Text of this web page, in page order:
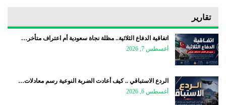
تقارير
اتفاقية الدفاع الثلاثية.. مظلة نجاة سعودية أم اعتراف متأخر…
أغسطس 7, 2026
الردع الاستباقي .. كيف أعادت الضربة النوعية رسم معادلات…
أغسطس 6, 2026